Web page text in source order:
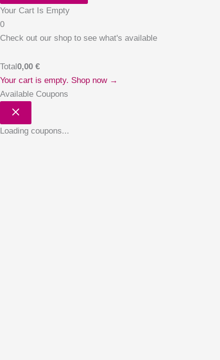
Your Cart Is Empty
0
Check out our shop to see what's available
Total0,00 €
Your cart is empty. Shop now →
Available Coupons
Loading coupons...